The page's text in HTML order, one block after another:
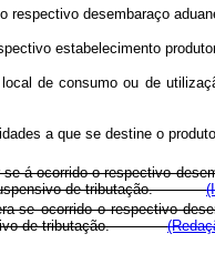
respectivo desembaraço
estabelecimento
de consumo ou de
a que se destine o
á ocorrido o respectivo
de tributação.
se ocorrido o respectivo
de tributação.